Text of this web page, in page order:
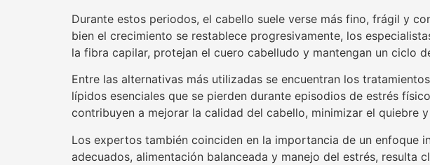
Durante estos periodos, el cabello suele verse más fino, frágil y
bien el crecimiento se restablece progresivamente, los
la fibra capilar, protejan el cuero cabelludo y mantengan un ciclo
Entre las alternativas más utilizadas se encuentran los
lípidos esenciales que se pierden durante episodios de estrés
contribuyen a mejorar la calidad del cabello, minimizar el
Los expertos también coinciden en la importancia de un enfoque
adecuados, alimentación balanceada y manejo del estrés,